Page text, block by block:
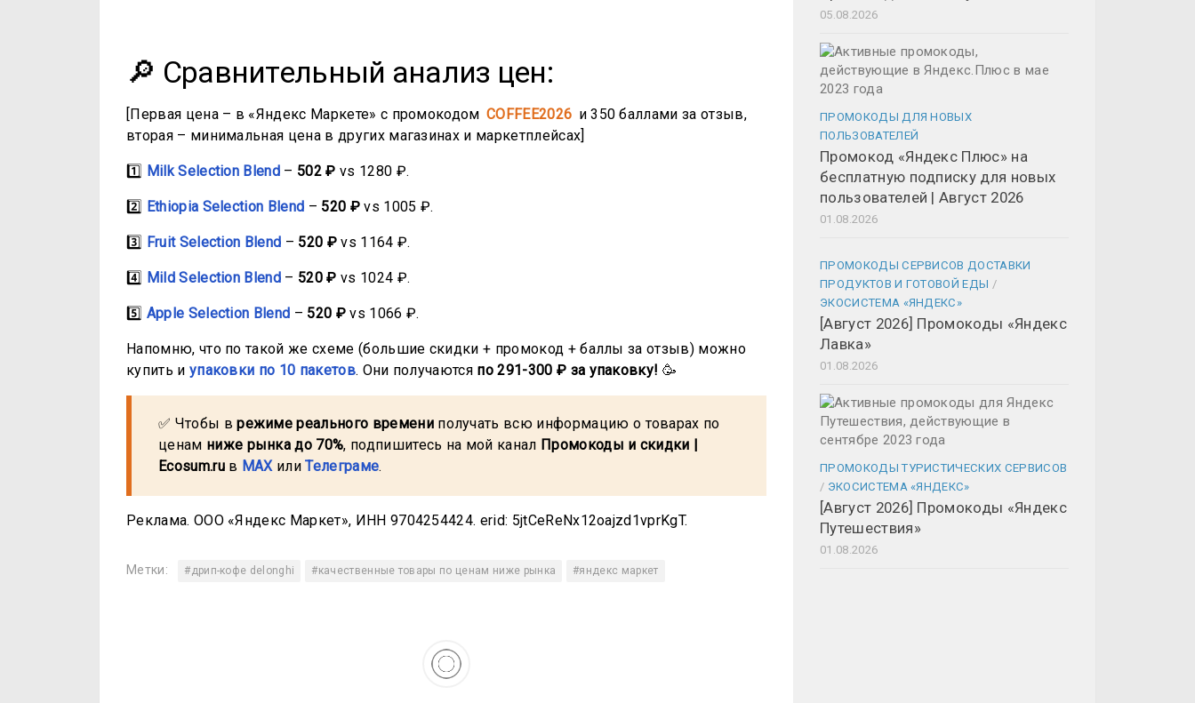
🔎 Сравнительный анализ цен:
[Первая цена – в «Яндекс Маркете» с промокодом COFFEE2026 и 350 баллами за отзыв,
вторая – минимальная цена в других магазинах и маркетплейсах]
1️⃣ Milk Selection Blend – 502 ₽ vs 1280 ₽.
2️⃣ Ethiopia Selection Blend – 520 ₽vs 1005 ₽.
3️⃣ Fruit Selection Blend – 520 ₽vs 1164 ₽.
4️⃣ Mild Selection Blend – 520 ₽ vs 1024 ₽.
5️⃣ Apple Selection Blend – 520 ₽vs 1066 ₽.
Напомню, что по такой же схеме (большие скидки + промокод + баллы за отзыв) можно
купить и упаковки по 10 пакетов. Они получаются по 291-300 ₽ за упаковку! 🥳
✅ Чтобы врежиме реального времениполучать всю информацию о товарах по
ценам ниже рынка до 70%, подпишитесь на мой канал Промокоды и скидки |
Ecosum.ruв MAXилиТелеграме.
Реклама. ООО «Яндекс Маркет», ИНН 9704254424. erid: 5jtCeReNx12oajzd1vprKgT.
Метки: #дрип-кофе delonghi #качественные товары по ценам ниже рынка #яндекс маркет
05.08.2026
ПРОМОКОДЫ ДЛЯ НОВЫХ
ПОЛЬЗОВАТЕЛЕЙ
Промокод «Яндекс Плюс» на
бесплатную подписку для новых
пользователей | Август 2026
01.08.2026
ПРОМОКОДЫ СЕРВИСОВ ДОСТАВКИ
ПРОДУКТОВ И ГОТОВОЙ ЕДЫ /
ЭКОСИСТЕМА «ЯНДЕКС»
[Август 2026] Промокоды «Яндекс
Лавка»
01.08.2026
ПРОМОКОДЫ ТУРИСТИЧЕСКИХ СЕРВИСОВ
/ ЭКОСИСТЕМА «ЯНДЕКС»
[Август 2026] Промокоды «Яндекс
Путешествия»
01.08.2026